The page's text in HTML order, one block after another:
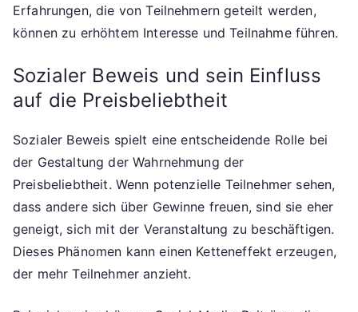
Erfahrungen, die von Teilnehmern geteilt werden,
können zu erhöhtem Interesse und Teilnahme führen.
Sozialer Beweis und sein Einfluss
auf die Preisbeliebtheit
Sozialer Beweis spielt eine entscheidende Rolle bei
der Gestaltung der Wahrnehmung der
Preisbeliebtheit. Wenn potenzielle Teilnehmer sehen,
dass andere sich über Gewinne freuen, sind sie eher
geneigt, sich mit der Veranstaltung zu beschäftigen.
Dieses Phänomen kann einen Ketteneffekt erzeugen,
der mehr Teilnehmer anzieht.